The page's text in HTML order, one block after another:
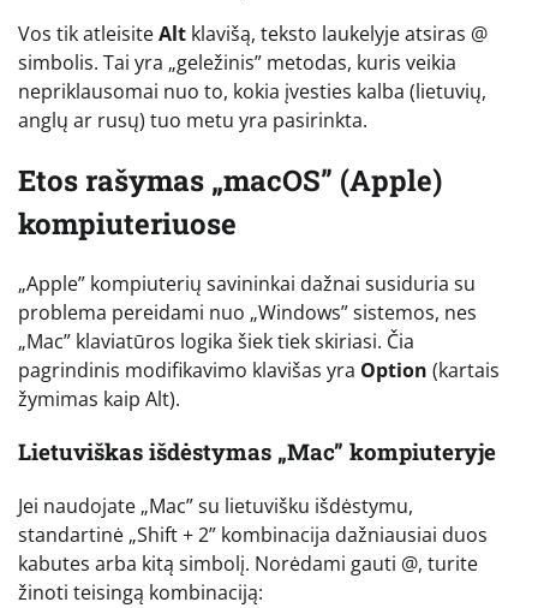
Vos tik atleisiteAlt klavišą, teksto laukelyje atsiras @
simbolis. Tai yra „geležinis” metodas, kuris veikia
nepriklausomai nuo to, kokia įvesties kalba (lietuvių,
anglų ar rusų) tuo metu yra pasirinkta.
Etos rašymas „macOS” (Apple)
kompiuteriuose
„Apple” kompiuterių savininkai dažnai susiduria su
problema pereidami nuo „Windows” sistemos, nes
„Mac” klaviatūros logika šiek tiek skiriasi. Čia
pagrindinis modifikavimo klavišas yra Option (kartais
žymimas kaip Alt).
Lietuviškas išdėstymas „Mac” kompiuteryje
Jei naudojate „Mac” su lietuvišku išdėstymu,
standartinė „Shift + 2” kombinacija dažniausiai duos
kabutes arba kitą simbolį. Norėdami gauti @, turite
žinoti teisingą kombinaciją: